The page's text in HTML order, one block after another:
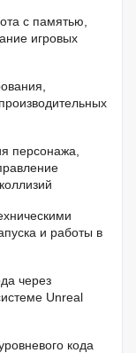
с памятью,
игровых
персонажа,
и работы в
через
Unreal
кода